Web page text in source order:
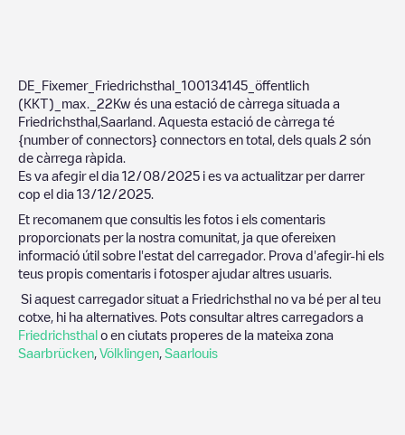
DE_Fixemer_Friedrichsthal_100134145_öffentlich
(KKT)_max._22Kw és una estació de càrrega situada a
Friedrichsthal Saarland . Aquesta estació de càrrega té
{number of connectors} connectors en total, dels quals 2 són
de càrrega ràpida.
Es va afegir el dia 12/08/2025 i es va actualitzar per darrer
cop el dia 13/12/2025
Et recomanem que consultis les fotos i els comentaris
proporcionats per la nostra comunitat, ja que ofereixen
informació útil sobre l'estat del carregador. Prova d'afegir-hi els
teus propis comentaris i fotosper ajudar altres usuaris.
Si aquest carregador situat a Friedrichsthal no va bé per al teu
cotxe, hi ha alternatives. Pots consultar altres carregadors a
Friedrichsthal o en ciutats properes de la mateixa zona
Saarbrücken Völklingen Saarlouis